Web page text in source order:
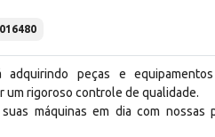
adquirindo peças e
um rigoroso controle de qualidade.
máquinas em dia com nossas